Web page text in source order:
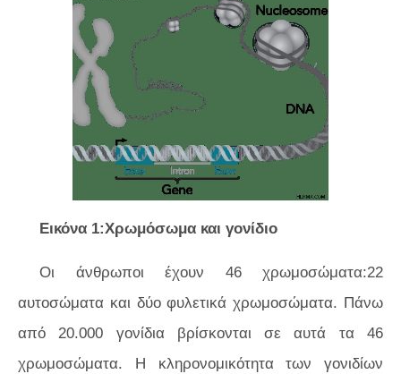
Εικόνα 1:Χρωμόσωμα και γονίδιο
Οι άνθρωποι έχουν 46 χρωμοσώματα:22
αυτοσώματα και δύο φυλετικά χρωμοσώματα. Πάνω
από 20.000 γονίδια βρίσκονται σε αυτά τα 46
χρωμοσώματα. Η κληρονομικότητα των γονιδίων